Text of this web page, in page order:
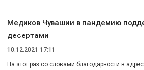
Медиков Чувашии в пандемию
десертами
10.12.2021 17:11
На этот раз со словами благодарности в